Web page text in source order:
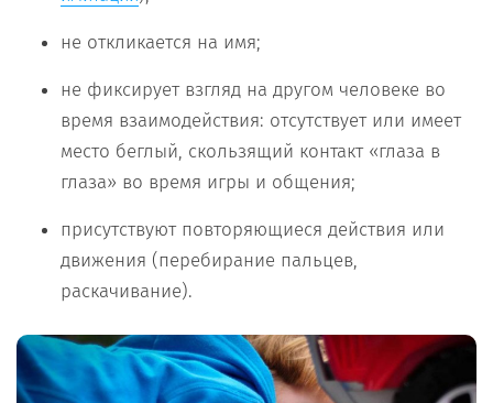
не откликается на имя;
не фиксирует взгляд на другом человеке во
время взаимодействия: отсутствует или имеет
место беглый, скользящий контакт «глаза в
глаза» во время игры и общения;
присутствуют повторяющиеся действия или
движения (перебирание пальцев,
раскачивание).